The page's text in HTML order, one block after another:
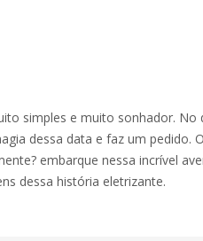
simples e muito sonhador. No
dessa data e faz um pedido.
embarque nessa incrível
dessa história eletrizante.